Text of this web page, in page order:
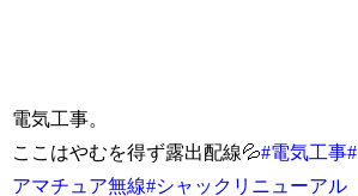
電気工事。
ここはやむを得ず露出配線💦#電気工事#
アマチュア無線#シャックリニューアル